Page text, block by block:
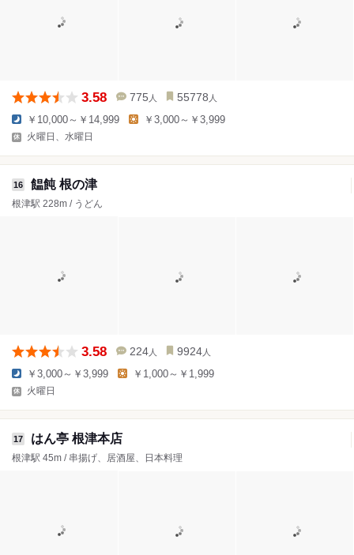
3.58 775 人 55778 人
￥10,000～￥14,999 ￥3,000～￥3,999
火曜日、水曜日
16 饂飩 根の津
根津駅 228m / うどん
3.58 224 人 9924 人
￥3,000～￥3,999 ￥1,000～￥1,999
火曜日
17 はん亭 根津本店
根津駅 45m / 串揚げ、居酒屋、日本料理